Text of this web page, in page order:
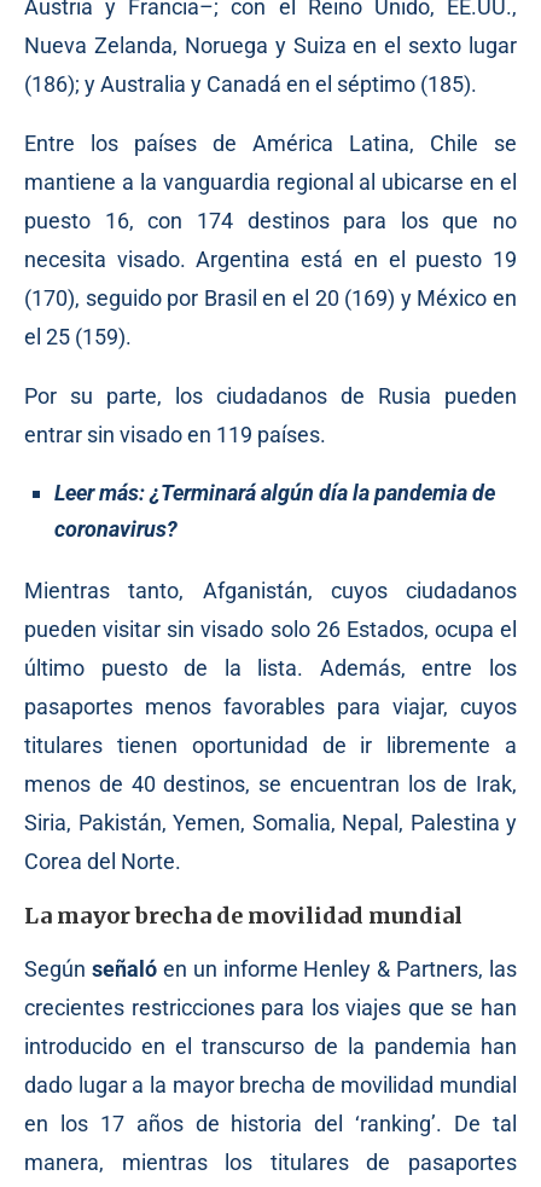
Austria y Francia–; con el Reino Unido, EE.UU.,
Nueva Zelanda, Noruega y Suiza en el sexto lugar
(186); y Australia y Canadá en el séptimo (185).
Entre los países de América Latina, Chile se
mantiene a la vanguardia regional al ubicarse en el
puesto 16, con 174 destinos para los que no
necesita visado. Argentina está en el puesto 19
(170), seguido por Brasil en el 20 (169) y México en
el 25 (159).
Por su parte, los ciudadanos de Rusia pueden
entrar sin visado en 119 países.
Leer más:¿Terminará algún día la pandemia de
coronavirus?
Mientras tanto, Afganistán, cuyos ciudadanos
pueden visitar sin visado solo 26 Estados, ocupa el
último puesto de la lista. Además, entre los
pasaportes menos favorables para viajar, cuyos
titulares tienen oportunidad de ir libremente a
menos de 40 destinos, se encuentran los de Irak,
Siria, Pakistán, Yemen, Somalia, Nepal, Palestina y
Corea del Norte.
La mayor brecha de movilidad mundial
Según señaló en un informe Henley & Partners, las
crecientes restricciones para los viajes que se han
introducido en el transcurso de la pandemia han
dado lugar a la mayor brecha de movilidad mundial
en los 17 años de historia del ‘ranking’. De tal
manera, mientras los titulares de pasaportes